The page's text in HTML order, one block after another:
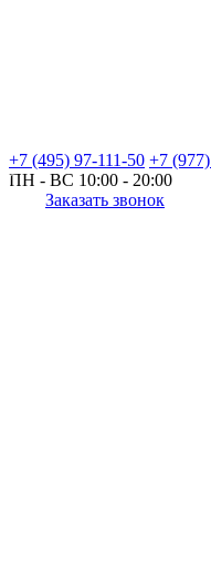
+7 (495) 97-111-50 +7
ПН - ВС 10:00 - 20:00
Заказать звонок